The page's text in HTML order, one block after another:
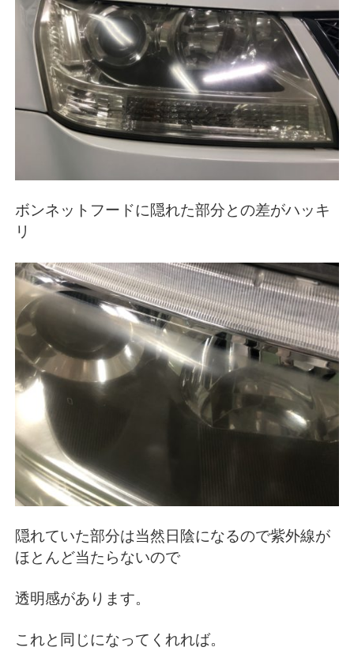
ボンネットフードに隠れた部分との差がハッキ
リ
隠れていた部分は当然日陰になるので紫外線が
ほとんど当たらないので
透明感があります。
これと同じになってくれれば。